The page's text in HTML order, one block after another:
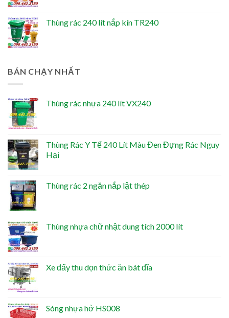
Thùng rác 240 lít nắp kín TR240
BÁN CHẠY NHẤT
Thùng rác nhựa 240 lít VX240
Thùng Rác Y Tế 240 Lít Màu Đen Đựng Rác Nguy
Hại
Thùng rác 2 ngăn nắp lật thép
Thùng nhựa chữ nhật dung tích 2000 lít
Xe đẩy thu dọn thức ăn bát đĩa
Sóng nhựa hở HS008